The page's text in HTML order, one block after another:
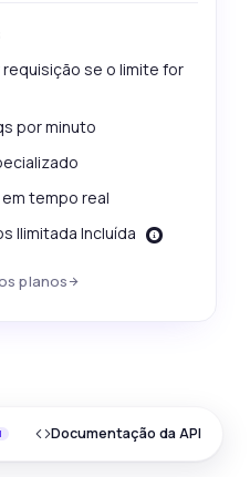
se o limite for
por minuto
tempo real
Ilimitada Incluída
planos
Documentação da API